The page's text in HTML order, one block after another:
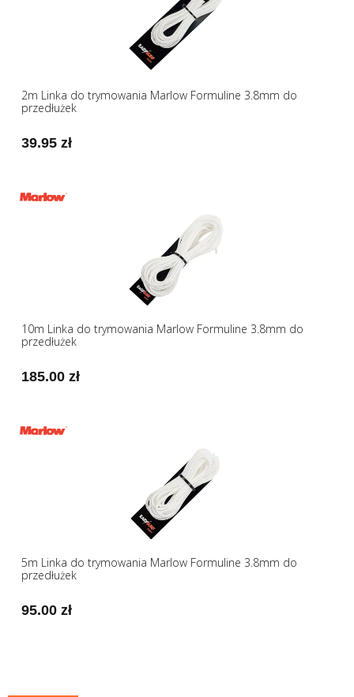
2m Linka do trymowania Marlow Formuline 3.8mm do
przedłużek
39.95 zł
10m Linka do trymowania Marlow Formuline 3.8mm do
przedłużek
185.00 zł
5m Linka do trymowania Marlow Formuline 3.8mm do
przedłużek
95.00 zł